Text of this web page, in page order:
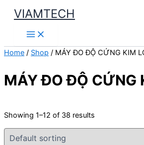
Skip
content
VIAMTECH
Main
Menu
Home / Shop / MÁY ĐO ĐỘ CỨNG KIM
MÁY ĐO ĐỘ CỨNG
Showing 1–12 of 38 results